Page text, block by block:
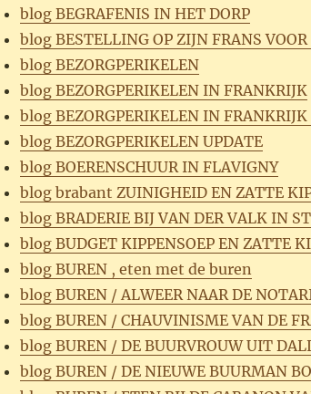
blog BEGRAFENIS IN HET DORP
blog BESTELLING OP ZIJN FRANS
blog BEZORGPERIKELEN
blog BEZORGPERIKELEN IN FRANKRIJK
blog BEZORGPERIKELEN IN FRANKRIJK
blog BEZORGPERIKELEN UPDATE
blog BOERENSCHUUR IN FLAVIGNY
blog brabant ZUINIGHEID EN ZATTE
blog BRADERIE BIJ VAN DER VALK IN
blog BUDGET KIPPENSOEP EN ZATTE
blog BUREN , eten met de buren
blog BUREN / ALWEER NAAR DE
blog BUREN / CHAUVINISME VAN DE
blog BUREN / DE BUURVROUW UIT
blog BUREN / DE NIEUWE BUURMAN